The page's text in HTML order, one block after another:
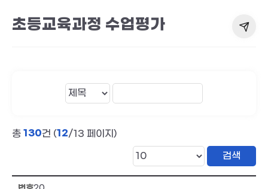
초등교육과정 수업평가
총 130건 (12/13 페이지)